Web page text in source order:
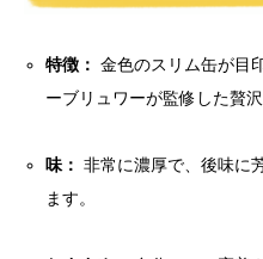
特徴： 金色のスリム缶が目
ーブリュワーが監修した贅沢
味： 非常に濃厚で、後味に
ます。